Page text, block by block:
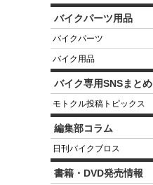
バイクパーツ用品
バイクパーツ
バイク用品
バイク専用SNSまとめ
モトクル投稿トピックス
編集部コラム
日刊バイクブロス
書籍・DVD発売情報